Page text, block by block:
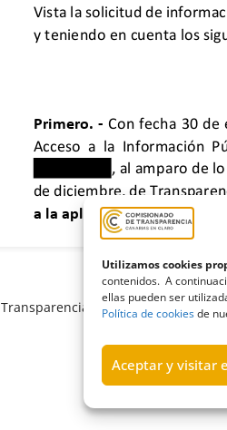
Utilizamos cookies
contenidos. A
ellas pueden ser
Política de cookiesde
Aceptar y visitar
y Acceso a la